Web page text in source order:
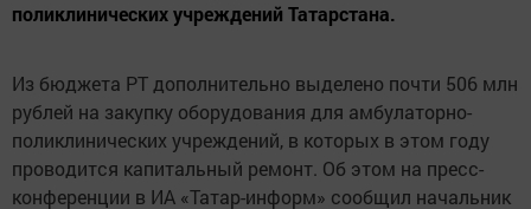
поликлинических учреждений Татарстана.
Из бюджета РТ дополнительно выделено почти 506 млн
рублей на закупку оборудования для амбулаторно-
поликлинических учреждений, в которых в этом году
проводится капитальный ремонт. Об этом на пресс-
конференции в ИА «Татар-информ» сообщил начальник